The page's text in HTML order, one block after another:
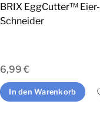
BRIX EggCutter™ Eier-
Schneider
6,99 €
In den Warenkorb